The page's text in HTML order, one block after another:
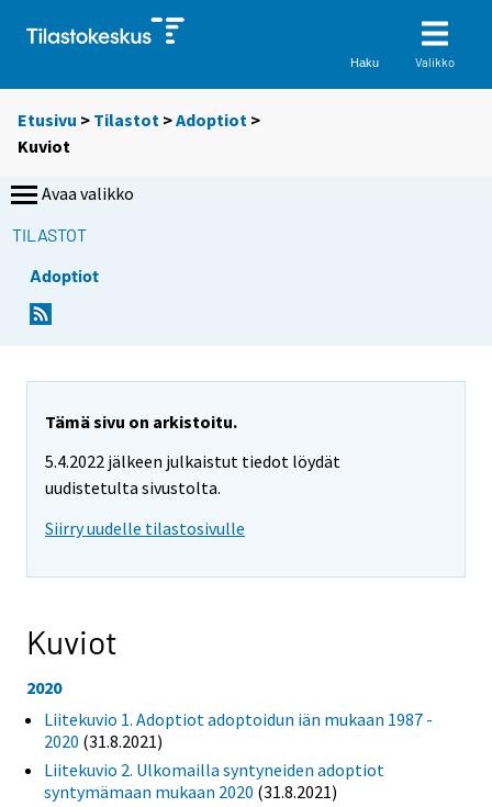
Haku Valikko
Etusivu > Tilastot >Adoptiot >
Kuviot
Avaa valikko
TILASTOT
Adoptiot
Tämä sivu on arkistoitu.
5.4.2022 jälkeen julkaistut tiedot löydät
uudistetulta sivustolta.
Siirry uudelle tilastosivulle
Kuviot
2020
Liitekuvio 1. Adoptiot adoptoidun iän mukaan 1987 -
2020 (31.8.2021)
Liitekuvio 2. Ulkomailla syntyneiden adoptiot
syntymämaan mukaan 2020 (31.8.2021)